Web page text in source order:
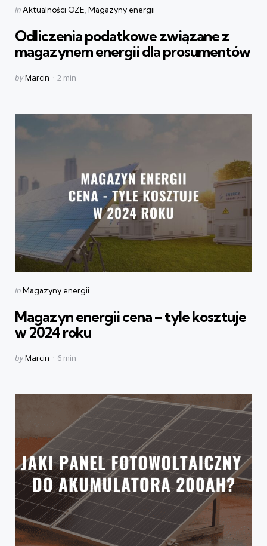
Categories
Posted
inAktualności OZE Magazyny energii
Odliczenia podatkowe związane z
magazynem energii dla prosumentów
Posted
byMarcin 2 min
Categories
Posted
inMagazyny energii
Magazyn energii cena – tyle kosztuje
w 2024 roku
Posted
byMarcin 6 min